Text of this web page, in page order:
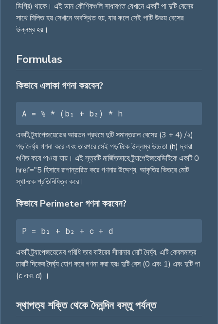
ডিগ্রি) থাকে। এই ডান কৌণিকগুলি সাধারণত যেখানে একটি পা দুটি বেসের
সাথে মিলিত হয় সেখানে অবস্থিত হয়, যার ফলে সেই পাটি উভয় বেসের
উল্লম্ব হয়।
Formulas
কিভাবে এলাকা গণনা করবেন?
A = ½ * (b₁ + b₂) * h
একটি ট্র্যাপেজয়েডের আয়তন প্রথমে দুটি সমান্তরাল বেসের (3 + 4) /২)
গড় দৈর্ঘ্য গণনা করে এবং তারপরে সেই গড়টিকে উল্লম্ব উচ্চতা (h) দ্বারা
গুণিত করে পাওয়া যায়। এই সূত্রটি মার্জিতভাবে ট্র্যাপেইজয়েডিটিকে একটি 0
href="5 হিসাবে রূপান্তরিত করে গণনার উদ্দেশ্য, আকৃতির ভিতরে মোট
স্থানকে প্রতিনিধিত্ব করে।
কিভাবে Perimeter গণনা করবেন?
P = b₁ + b₂ + c + d
একটি ট্র্যাপেজয়েডের পরিধি তার বাইরের সীমানার মোট দৈর্ঘ্য, এটি কেবলমাত্র
চারটি দিকের দৈৰ্ঘ্য যোগ করে গণনা করা হয়ঃ দুটি বেস (0 এবং 1) এবং দুটি পা
(c এবং d) ।
স্থাপত্য শক্তি থেকে দৈনন্দিন বস্তু পর্যন্ত